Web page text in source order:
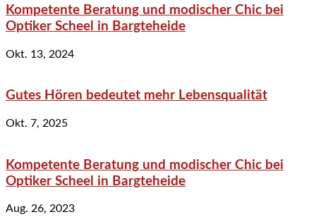
Kompetente Beratung und modischer Chic bei
Optiker Scheel in Bargteheide
Okt. 13, 2024
Gutes Hören bedeutet mehr Lebensqualität
Okt. 7, 2025
Kompetente Beratung und modischer Chic bei
Optiker Scheel in Bargteheide
Aug. 26, 2023